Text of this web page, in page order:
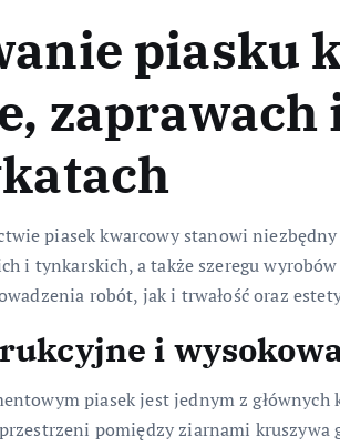
piasku
zaprawach
piasek kwarcowy stanowi
i tynkarskich, a także szeregu
robót, jak i trwałość oraz
i
piasek jest jednym z głównych
pomiędzy ziarnami kruszywa